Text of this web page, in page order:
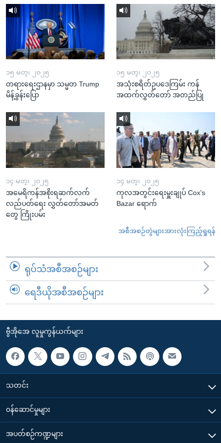
၁၅ မတ္၊ ၂၀၂၅
တရားရေးဌာနမှာ သမ္မတ Trump
မိန့်ခွန်းပြော
၁၅ မတ္၊ ၂၀၂၅
အသုံးစရိတ်ဥပဒေကြမ်း ကန်
အထက်လွှတ်တော် အတည်ပြု
၁၄ မတ္၊ ၂၀၂၅
အမေရိကန်အစိုးရဆက်လက်
လည်ပတ်ရေး လွှတ်တော်အမတ်
တွေ ကြိုးပမ်း
၁၄ မတ္၊ ၂၀၂၅
ကုလအတွင်းရေးမှူးချုပ် Cox's
Bazar ရောက်
အစီအစဉ်တွဲများအားလုံးကြည့်ရှုရန်
ရုပ်သံအစီအစဉ်များ
ရေဒီယိုအစီအစဉ်များ
ဗွီအိုအေ လူမှုကွန်ယက်များ
သတင်း
၀န်ဆောင်မှုများ
အပတ်စဉ်ကဏ္ဍများ